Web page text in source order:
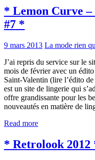
* Lemon Curve –
#7 *
9 mars 2013 La mode rien
J’ai repris du service sur le
mois de février avec un
Saint-Valentin (lire l’édito
est un site de lingerie qui
offre grandissante pour les
nouveautés en matière de
Read more
* Retrolook 2012